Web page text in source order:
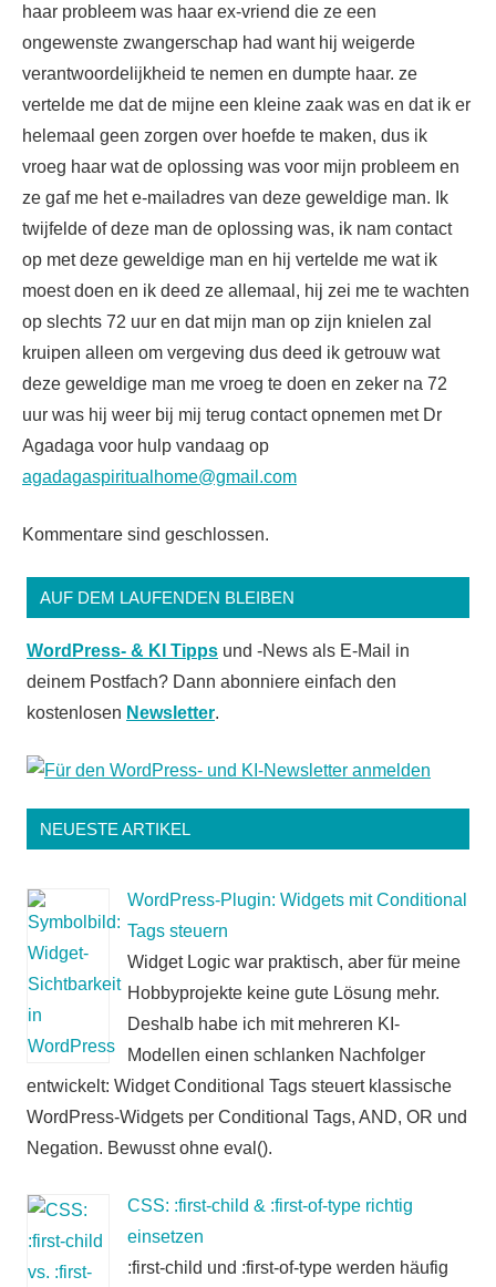
haar probleem was haar ex-vriend die ze een
ongewenste zwangerschap had want hij weigerde
verantwoordelijkheid te nemen en dumpte haar. ze
vertelde me dat de mijne een kleine zaak was en dat ik er
helemaal geen zorgen over hoefde te maken, dus ik
vroeg haar wat de oplossing was voor mijn probleem en
ze gaf me het e-mailadres van deze geweldige man. Ik
twijfelde of deze man de oplossing was, ik nam contact
op met deze geweldige man en hij vertelde me wat ik
moest doen en ik deed ze allemaal, hij zei me te wachten
op slechts 72 uur en dat mijn man op zijn knielen zal
kruipen alleen om vergeving dus deed ik getrouw wat
deze geweldige man me vroeg te doen en zeker na 72
uur was hij weer bij mij terug contact opnemen met Dr
Agadaga voor hulp vandaag op
agadagaspiritualhome@gmail.com
Kommentare sind geschlossen.
AUF DEM LAUFENDEN BLEIBEN
WordPress- & KI Tipps und -News als E-Mail in
deinem Postfach? Dann abonniere einfach den
kostenlosen Newsletter.
NEUESTE ARTIKEL
WordPress-Plugin: Widgets mit Conditional
Tags steuern
Widget Logic war praktisch, aber für meine
Hobbyprojekte keine gute Lösung mehr.
Deshalb habe ich mit mehreren KI-
Modellen einen schlanken Nachfolger
entwickelt: Widget Conditional Tags steuert klassische
WordPress-Widgets per Conditional Tags, AND, OR und
Negation. Bewusst ohne eval().
CSS: :first-child & :first-of-type richtig
einsetzen
:first-child und :first-of-type werden häufig